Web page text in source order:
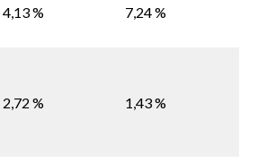
4,13 % 7,24 %
2,72 % 1,43 %